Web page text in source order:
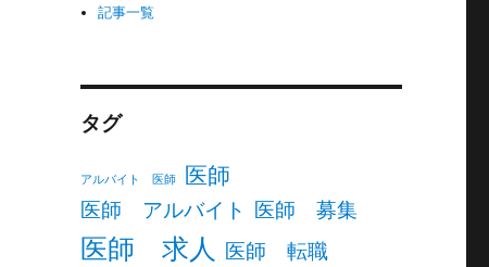
記事一覧
タグ
アルバイト 医師 医師
医師 アルバイト 医師 募集
医師 求人 医師 転職